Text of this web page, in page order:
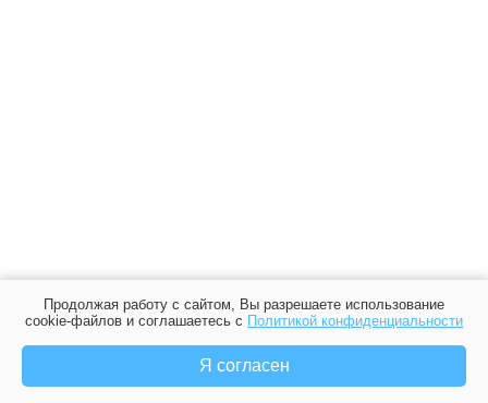
Продолжая работу с сайтом, Вы разрешаете использование
cookie-файлов и соглашаетесь с Политикой конфиденциальности
Я согласен